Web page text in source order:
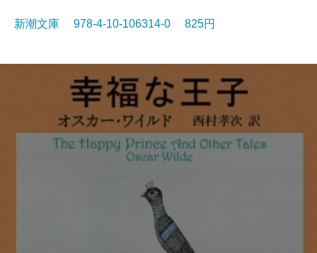
新潮文庫 978-4-10-106314-0 825円